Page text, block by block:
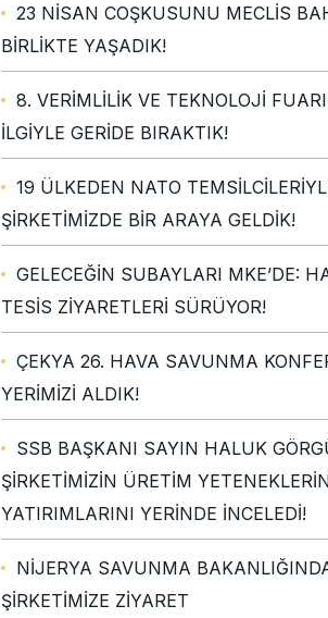
23 NİSAN COŞKUSUNU MECLİS
BİRLİKTE YAŞADIK!
8. VERİMLİLİK VE TEKNOLOJİ
İLGİYLE GERİDE BIRAKTIK!
19 ÜLKEDEN NATO
ŞİRKETİMİZDE BİR ARAYA GELDİK!
GELECEĞİN SUBAYLARI MKE’DE:
TESİS ZİYARETLERİ SÜRÜYOR!
ÇEKYA 26. HAVA SAVUNMA
YERİMİZİ ALDIK!
SSB BAŞKANI SAYIN HALUK
ŞİRKETİMİZİN ÜRETİM
YATIRIMLARINI YERİNDE İNCELEDİ!
NİJERYA SAVUNMA
ŞİRKETİMİZE ZİYARET